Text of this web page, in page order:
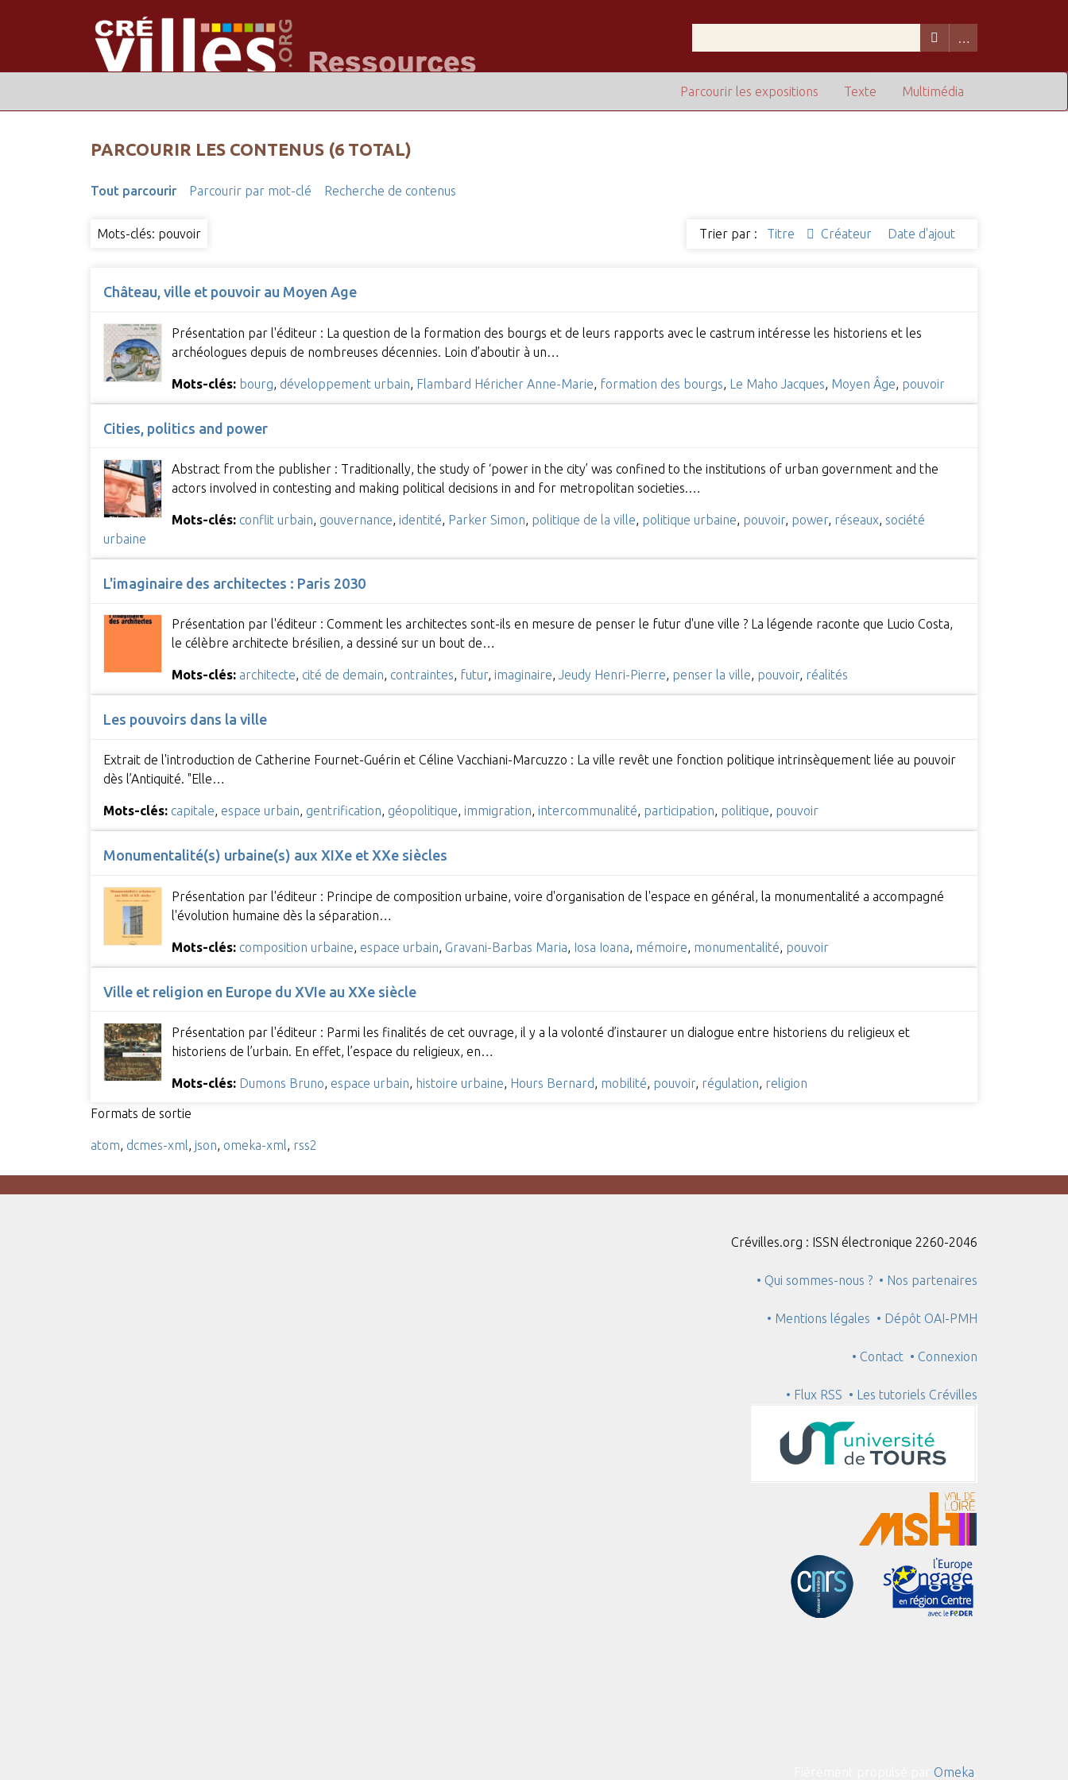
Multimédia
Texte
Parcourir les expositions
PARCOURIR LES CONTENUS (6 TOTAL)
Tout parcourir Parcourir par mot-clé Recherche de contenus
Mots-clés: pouvoir Trier par : Titre Créateur Date d'ajout
Château, ville et pouvoir au Moyen Age
Présentation par l'éditeur : La question de la formation des bourgs et de leurs rapports avec le castrum intéresse les historiens et les
archéologues depuis de nombreuses décennies. Loin d’aboutir à un…
Mots-clés: bourg développement urbain Flambard Héricher Anne-Marie formation des bourgs Le Maho Jacques Moyen Âge pouvoir
Cities, politics and power
Abstract from the publisher : Traditionally, the study of ‘power in the city’ was confined to the institutions of urban government and the
actors involved in contesting and making political decisions in and for metropolitan societies.…
Mots-clés: conflit urbain, gouvernance, identité, Parker Simon, politique de la ville, politique urbaine, pouvoir, power, réseaux, société
urbaine
L'imaginaire des architectes : Paris 2030
Présentation par l'éditeur : Comment les architectes sont-ils en mesure de penser le futur d'une ville ? La légende raconte que Lucio Costa,
le célèbre architecte brésilien, a dessiné sur un bout de…
Mots-clés: architecte, cité de demain, contraintes, futur, imaginaire, Jeudy Henri-Pierre, penser la ville, pouvoir, réalités
Les pouvoirs dans la ville
Extrait de l'introduction de Catherine Fournet-Guérin et Céline Vacchiani-Marcuzzo : La ville revêt une fonction politique intrinsèquement liée au pouvoir
dès l’Antiquité. "Elle…
Mots-clés: capitale, espace urbain, gentrification, géopolitique, immigration, intercommunalité, participation, politique, pouvoir
Monumentalité(s) urbaine(s) aux XIXe et XXe siècles
Présentation par l'éditeur : Principe de composition urbaine, voire d'organisation de l'espace en général, la monumentalité a accompagné
l'évolution humaine dès la séparation…
Mots-clés: composition urbaine espace urbain Gravani-Barbas Maria Iosa Ioana mémoire monumentalité pouvoir
Ville et religion en Europe du XVIe au XXe siècle
Présentation par l'éditeur : Parmi les finalités de cet ouvrage, il y a la volonté d’instaurer un dialogue entre historiens du religieux et
historiens de l’urbain. En effet, l’espace du religieux, en…
Mots-clés: Dumons Bruno, espace urbain, histoire urbaine, Hours Bernard, mobilité, pouvoir, régulation, religion
Formats de sortie
atom, dcmes-xml, json, omeka-xml, rss2
Crévilles.org : ISSN électronique 2260-2046
• Qui sommes-nous ? • Nos partenaires
• Mentions légales • Dépôt OAI-PMH
• Contact • Connexion
• Flux RSS • Les tutoriels Crévilles
Omeka